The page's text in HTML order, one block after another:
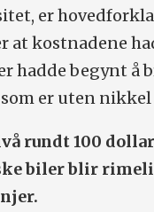
er
at kostnadene
hadde begynt å
er uten nikkel
rundt 100
biler blir